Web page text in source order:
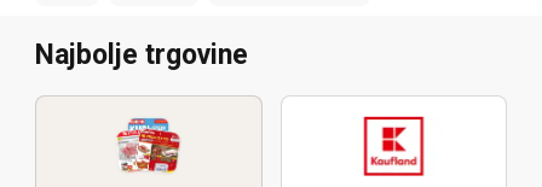
Najbolje trgovine